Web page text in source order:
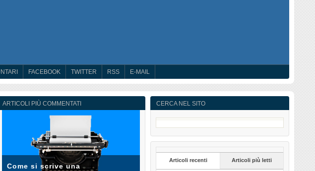
FACEBOOK TWITTER RSS E-MAIL
CERCA NEL SITO
Articoli recenti Articoli più letti
ARTICOLI PIÙ COMMENTATI
Come si scrive una